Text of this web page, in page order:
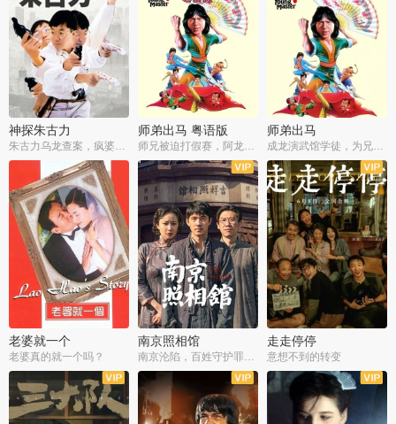
神探朱古力
朱古力乌龙查案，疯婆子神助攻
师弟出马 粤语版
师兄被迫打假赛，阿龙追查斗黑帮
师弟出马
成龙演武馆学徒，为兄搏命战黑道
老婆就一个
老婆真的就一个吗？
南京照相馆
南京沦陷，百姓守护罪证底片
走走停停
意想不到的转变